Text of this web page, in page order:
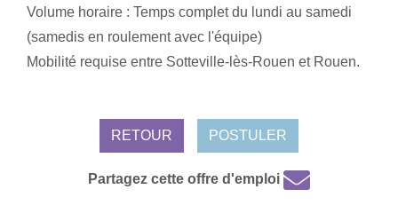
Volume horaire : Temps complet du lundi au samedi
(samedis en roulement avec l'équipe)
Mobilité requise entre Sotteville-lès-Rouen et Rouen.
RETOUR POSTULER
Partagez cette offre d'emploi